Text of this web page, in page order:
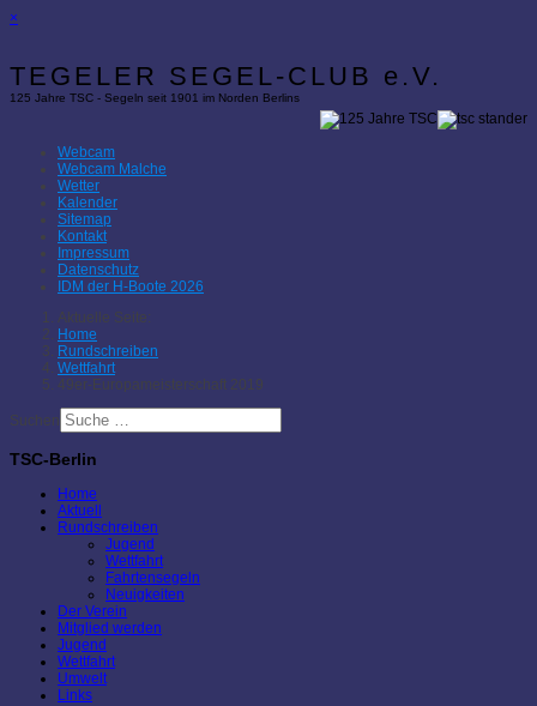
×
TEGELER SEGEL-CLUB e.V.
125 Jahre TSC - Segeln seit 1901 im Norden Berlins
Webcam
Webcam Malche
Wetter
Kalender
Sitemap
Kontakt
Impressum
Datenschutz
IDM der H-Boote 2026
Aktuelle Seite:
Home
Rundschreiben
Wettfahrt
49er-Europameisterschaft 2019
Suchen
TSC-Berlin
Home
Aktuell
Rundschreiben
Jugend
Wettfahrt
Fahrtensegeln
Neuigkeiten
Der Verein
Mitglied werden
Jugend
Wettfahrt
Umwelt
Links